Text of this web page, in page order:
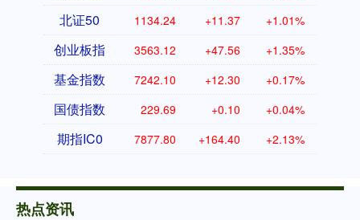
北证50 1134.24 +11.37 +1.01%
创业板指 3563.12 +47.56 +1.35%
基金指数 7242.10 +12.30 +0.17%
国债指数 229.69 +0.10 +0.04%
期指IC0 7877.80 +164.40 +2.13%
热点资讯